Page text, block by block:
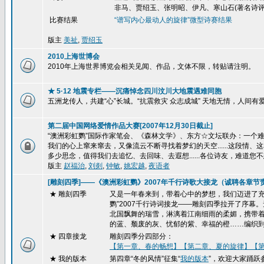
非马、贾绍玉、张明昭、伊凡、寒山石(著名诗
比赛结果
“谱写内心最动人的旋律”微型诗赛结果
版主 美祉, 贾绍玉
2010上海世博会
2010年上海世界博览会相关见闻、作品，文体不限，转贴请注明。
★ 5·12 地震专栏——沉痛悼念四川汶川大地震遇难同胞
五洲龙传人，共建“心”长城。“抗震救灾 众志成城” 天地无情，人间
第二届中国网络爱情作品大赛[2007年12月30日截止]
“澳洲彩虹鹦”国际作家笔会、《森林文学》、东方☆文坛联办：一个
我们的心上窜来窜去，又像流云不断寻找着梦幻的天空......这段情、
多少思念，值得我们去追忆、去回味、去遐想......各位诗友，难道您
版主 赵福治, 刘剡 , 钟敏, 姚宏越, 夜语者
[雕刻四季]——《澳洲彩虹鹦》2007年千行诗歌大接龙（诚聘各章节
★ 雕刻四季
又是一年春来到，带着心中的梦想，我们迈进了
鹦”2007千行诗词接龙——雕刻四季拉开了序幕
北国飘舞的瑞雪，淋漓着江南细雨的柔媚，携
的蓝、颓废的灰、忧郁的紫、幸福的橙……编织
★ 四章接龙
雕刻四季分四部分：
【第一章、春的畅想】
【第二章、夏的旋律】
【
★ 我的版本
第四章“冬的风情”征集“我的版本”，欢迎大家踊